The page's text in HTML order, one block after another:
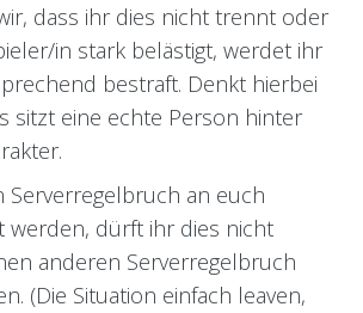
dass ihr dies nicht trennt oder
in stark belästigt, werdet ihr
bestraft. Denkt hierbei
sitzt eine echte Person hinter
Serverregelbruch an euch
werden, dürft ihr dies nicht
anderen Serverregelbruch
(Die Situation einfach leaven,